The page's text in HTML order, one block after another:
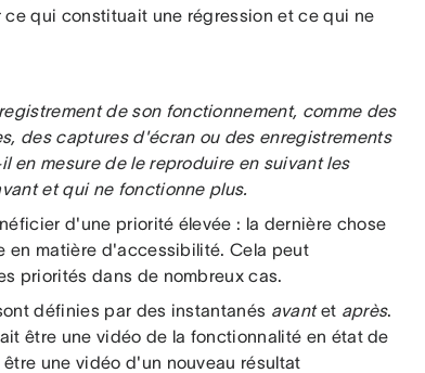
qui constituait une régression et ce qui ne
de son fonctionnement, comme des
des captures d'écran ou des enregistrements
en mesure de le reproduire en suivant les
et qui ne fonctionne plus.
d'une priorité élevée : la dernière chose
en matière d'accessibilité. Cela peut
priorités dans de nombreux cas.
définies par des instantanés avantet après.
être une vidéo de la fonctionnalité en état de
une vidéo d'un nouveau résultat